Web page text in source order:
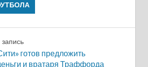
готов предложить
и вратаря Траффорда